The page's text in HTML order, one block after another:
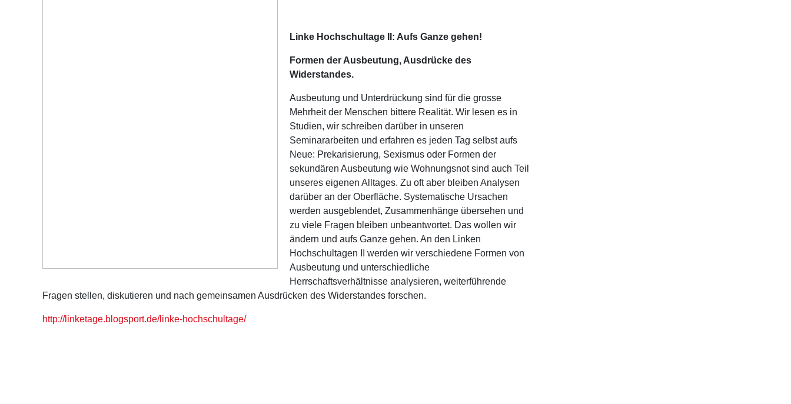
Linke Hochschultage II: Aufs Ganze gehen!
Formen der Ausbeutung, Ausdrücke des
Widerstandes.
Ausbeutung und Unterdrückung sind für die grosse
Mehrheit der Menschen bittere Realität. Wir lesen es in
Studien, wir schreiben darüber in unseren
Seminararbeiten und erfahren es jeden Tag selbst aufs
Neue: Prekarisierung, Sexismus oder Formen der
sekundären Ausbeutung wie Wohnungsnot sind auch Teil
unseres eigenen Alltages. Zu oft aber bleiben Analysen
darüber an der Oberfläche. Systematische Ursachen
werden ausgeblendet, Zusammenhänge übersehen und
zu viele Fragen bleiben unbeantwortet. Das wollen wir
ändern und aufs Ganze gehen. An den Linken
Hochschultagen II werden wir verschiedene Formen von
Ausbeutung und unterschiedliche
Herrschaftsverhältnisse analysieren, weiterführende
Fragen stellen, diskutieren und nach gemeinsamen Ausdrücken des Widerstandes forschen.
http://linketage.blogsport.de/linke-hochschultage/